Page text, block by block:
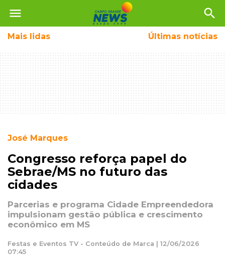
menu search
Mais lidas Últimas notícias
José Marques
Congresso reforça papel do
Sebrae/MS no futuro das
cidades
Parcerias e programa Cidade Empreendedora
impulsionam gestão pública e crescimento
econômico em MS
Festas e Eventos TV - Conteúdo de Marca | 12/06/2026
07:45